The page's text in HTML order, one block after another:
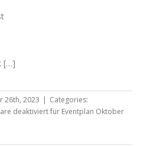
[…]
26th, 2023 | Categories:
deaktiviertfür Eventplan Oktober